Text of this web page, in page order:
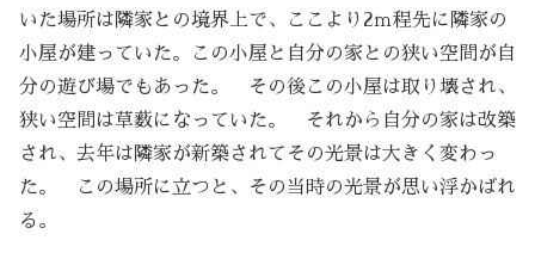
いた場所は隣家との境界上で、ここより2ｍ程先に隣家の
小屋が建っていた。この小屋と自分の家との狭い空間が自
分の遊び場でもあった。 その後この小屋は取り壊され、
狭い空間は草薮になっていた。 それから自分の家は改築
され、去年は隣家が新築されてその光景は大きく変わっ
た。 この場所に立つと、その当時の光景が思い浮かばれ
る。